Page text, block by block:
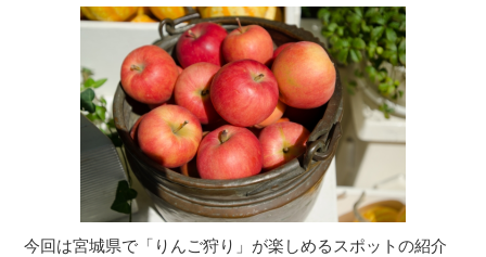
今回は宮城県で「りんご狩り」が楽しめるスポットの紹介